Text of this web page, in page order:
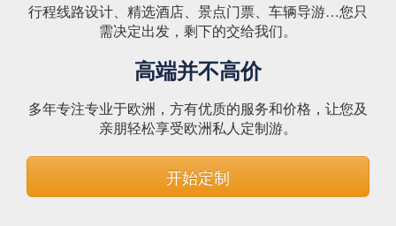
行程线路设计、精选酒店、景点门票、车辆导游…您只
需决定出发，剩下的交给我们。
高端并不高价
多年专注专业于欧洲，方有优质的服务和价格，让您及
亲朋轻松享受欧洲私人定制游。
开始定制